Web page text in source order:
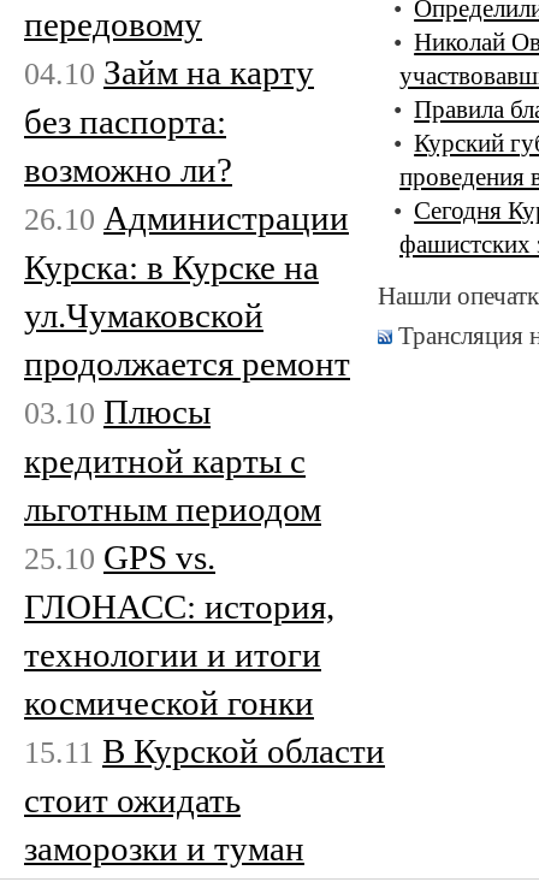
Николай
Правила
Курский
проведения
Сегодня
фашистских
Нашли
Трансляция
передовому
04.10 Займ на карту
без паспорта:
возможно ли?
26.10 Администрации
Курска: в Курске на
ул.Чумаковской
продолжается ремонт
03.10 Плюсы
кредитной карты с
льготным периодом
25.10 GPS vs.
ГЛОНАСС: история,
технологии и итоги
космической гонки
15.11 В Курской области
стоит ожидать
заморозки и туман